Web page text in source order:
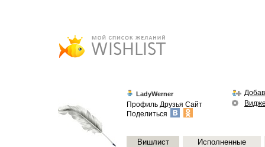
LadyWerner
Профиль Друзья Сайт
Поделиться
Вишлист Исполненные